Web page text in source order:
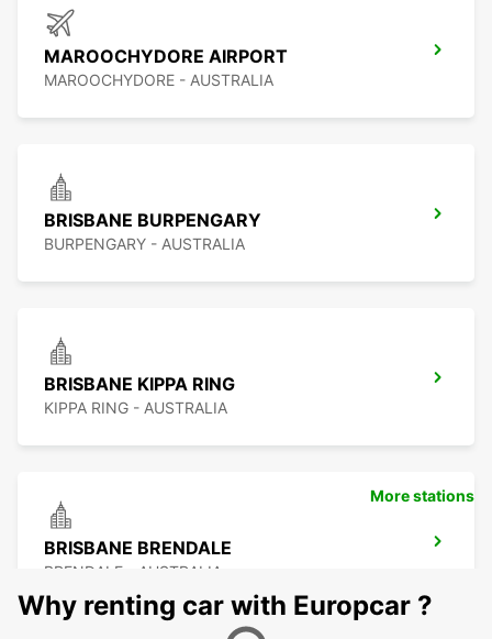
MAROOCHYDORE AIRPORT
MAROOCHYDORE - AUSTRALIA
BRISBANE BURPENGARY
BURPENGARY - AUSTRALIA
BRISBANE KIPPA RING
KIPPA RING - AUSTRALIA
BRISBANE BRENDALE
BRENDALE - AUSTRALIA
More stations
Why renting car with Europcar ?